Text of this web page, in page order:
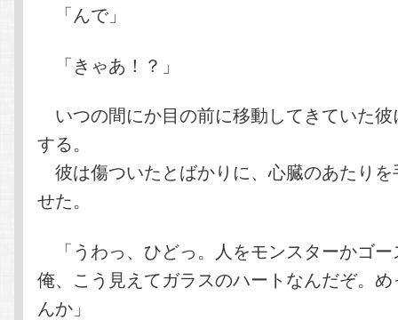
「んで」
「きゃあ！？」
いつの間にか目の前に移動してきていた
する。
彼は傷ついたとばかりに、心臓のあたり
せた。
「うわっ、ひどっ。人をモンスターかゴ
俺、こう見えてガラスのハートなんだぞ。
んか」